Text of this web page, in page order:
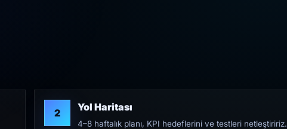
2 Yol Haritası
4–8 haftalık planı, KPI hedeflerini ve testleri netleştiririz.